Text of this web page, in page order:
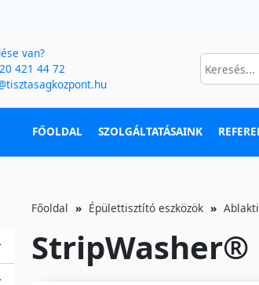
van?
421 44 72
FŐOLDAL SZOLGÁLTATÁSAINK
Főoldal Épülettisztító eszközök
StripWasher®